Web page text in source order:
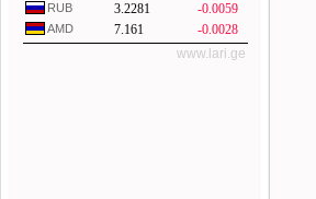
RUB 3.2281 -0.0059
AMD 7.161
-0.0028
www.lari.ge